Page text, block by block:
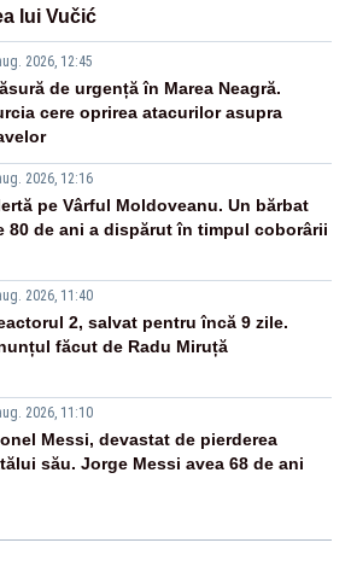
lui Vučić
2026, 12:45
de urgență în Marea Neagră.
cere oprirea atacurilor asupra
2026, 12:16
pe Vârful Moldoveanu. Un bărbat
80 de ani a dispărut în timpul coborârii
2026, 11:40
2, salvat pentru încă 9 zile.
făcut de Radu Miruță
2026, 11:10
Messi, devastat de pierderea
său. Jorge Messi avea 68 de ani